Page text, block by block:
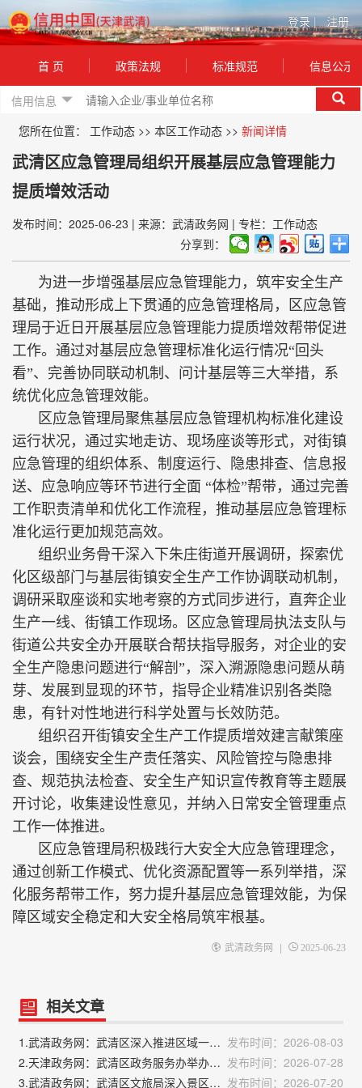
登录| 注册
首 页 政策法规 标准规范 信息公示
信用信息
您所在位置： 工作动态 >> 本区工作动态 >> 新闻详情
武清区应急管理局组织开展基层应急管理能力
提质增效活动
发布时间：2025-06-23 | 来源：武清政务网 | 专栏：工作动态
分享到：
为进一步增强基层应急管理能力，筑牢安全生产
基础，推动形成上下贯通的应急管理格局，区应急管
理局于近日开展基层应急管理能力提质增效帮带促进
工作。通过对基层应急管理标准化运行情况“回头
看”、完善协同联动机制、问计基层等三大举措，系
统优化应急管理效能。
区应急管理局聚焦基层应急管理机构标准化建设
运行状况，通过实地走访、现场座谈等形式，对街镇
应急管理的组织体系、制度运行、隐患排查、信息报
送、应急响应等环节进行全面 “体检”帮带，通过完善
工作职责清单和优化工作流程，推动基层应急管理标
准化运行更加规范高效。
组织业务骨干深入下朱庄街道开展调研，探索优
化区级部门与基层街镇安全生产工作协调联动机制，
调研采取座谈和实地考察的方式同步进行，直奔企业
生产一线、街镇工作现场。区应急管理局执法支队与
街道公共安全办开展联合帮扶指导服务，对企业的安
全生产隐患问题进行“解剖”，深入溯源隐患问题从萌
芽、发展到显现的环节，指导企业精准识别各类隐
患，有针对性地进行科学处置与长效防范。
组织召开街镇安全生产工作提质增效建言献策座
谈会，围绕安全生产责任落实、风险管控与隐患排
查、规范执法检查、安全生产知识宣传教育等主题展
开讨论，收集建设性意见，并纳入日常安全管理重点
工作一体推进。
区应急管理局积极践行大安全大应急管理理念，
通过创新工作模式、优化资源配置等一系列举措，深
化服务帮带工作，努力提升基层应急管理效能，为保
障区域安全稳定和大安全格局筑牢根基。
武清政务网 | 2025-06-23
相关文章
1.武清政务网：武清区深入推进区域一体化、京津同城化 助力高质量谱写京津“双城记” 发布时间：2026-08-03
2.天津政务网：武清区政务服务办举办企业投资项目备案专题培训 发布时间：2026-07-28
3.武清政务网：武清区文旅局深入景区景点开展走访调研工作 发布时间：2026-07-20